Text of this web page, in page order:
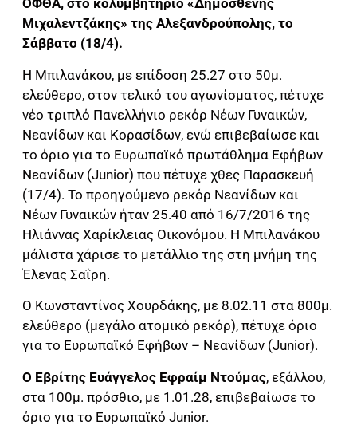
ΟΦΘΑ, στο κολυμβητήριο «Δημοσθένης
Μιχαλεντζάκης» της Αλεξανδρούπολης, το
Σάββατο (18/4).
Η Μπιλανάκου, με επίδοση 25.27 στο 50μ.
ελεύθερο, στον τελικό του αγωνίσματος, πέτυχε
νέο τριπλό Πανελλήνιο ρεκόρ Νέων Γυναικών,
Νεανίδων και Κορασίδων, ενώ επιβεβαίωσε και
το όριο για το Ευρωπαϊκό πρωτάθλημα Εφήβων
Νεανίδων (Junior) που πέτυχε χθες Παρασκευή
(17/4). Το προηγούμενο ρεκόρ Νεανίδων και
Νέων Γυναικών ήταν 25.40 από 16/7/2016 της
Ηλιάννας Χαρίκλειας Οικονόμου. Η Μπιλανάκου
μάλιστα χάρισε το μετάλλιο της στη μνήμη της
Έλενας Σαΐρη.
Ο Κωνσταντίνος Χουρδάκης, με 8.02.11 στα 800μ.
ελεύθερο (μεγάλο ατομικό ρεκόρ), πέτυχε όριο
για το Ευρωπαϊκό Εφήβων – Νεανίδων (Junior).
Ο Εβρίτης Ευάγγελος Εφραίμ Ντούμας, εξάλλου,
στα 100μ. πρόσθιο, με 1.01.28, επιβεβαίωσε το
όριο για το Ευρωπαϊκό Junior.